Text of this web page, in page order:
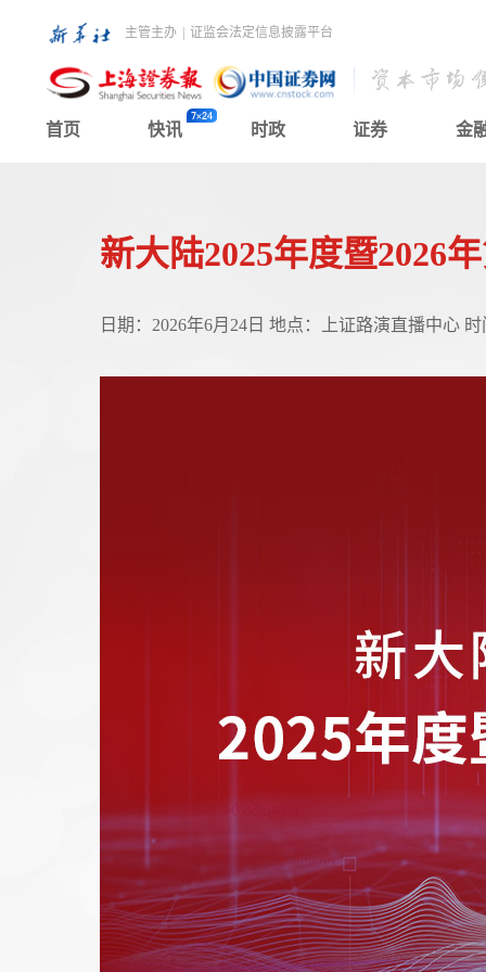
主管主办 证监会法定信息披露平台
首页 快讯 时政 证券 金
新大陆2025年度暨2026
日期：2026年6月24日 地点：上证路演直播中心 时